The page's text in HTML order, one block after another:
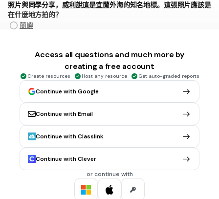
照片與同學分享， 威利 說這是宜蘭外海的知名地標。這張照片應該是
在什麼地方拍的？
蘭嶼
小琉球
綠島
MULTIPLE CHOICE QUESTION 30 sec • 1 pt
的班級明天要進行戶外教學，他們將到北部擁有良好水質與豐富
動植物生態的
明天要去參觀的最有可能是下列
哪座水庫呢？
翡翠水庫
日月潭水庫
Access all questions and much more by
creating a free account
Create resources Host any resource Get auto-graded reports
Continue with Google
Continue with Email
Continue with Classlink
Continue with Clever
or continue with